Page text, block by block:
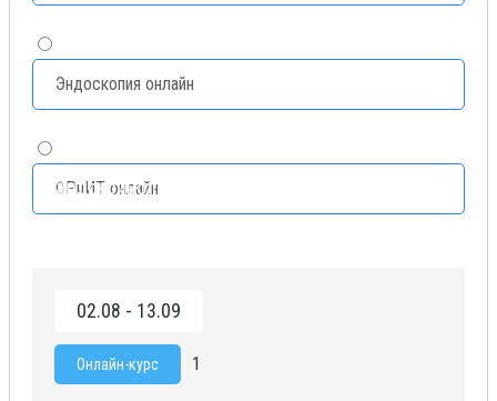
Эндоскопия онлайн
ОРиИТ онлайн
02.08 - 13.09
Онлайн-курс 1
Эндокринология онлайн